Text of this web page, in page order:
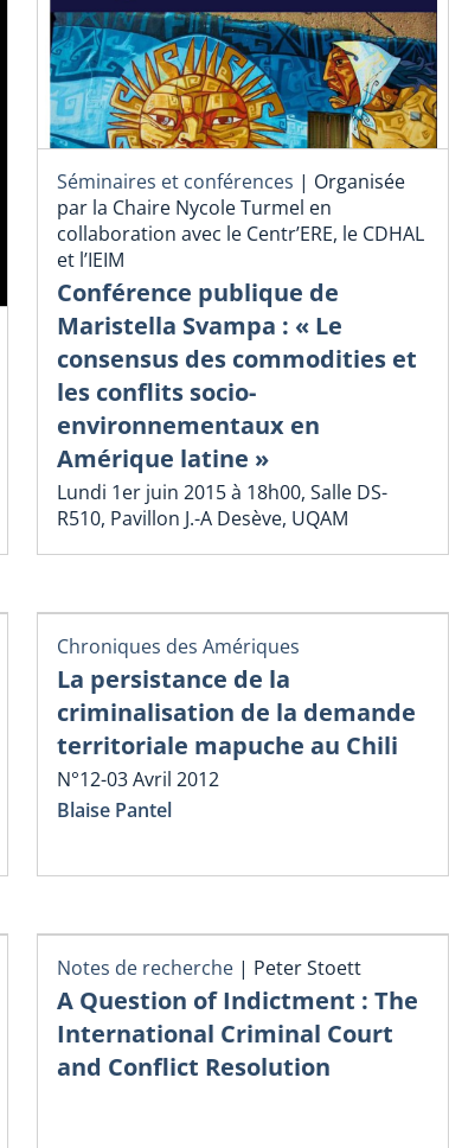
Séminaires et conférences | Organisée
par la Chaire Nycole Turmel en
collaboration avec le Centr’ERE, le CDHAL
et l’IEIM
Conférence publique de
Maristella Svampa : « Le
consensus des commodities et
les conflits socio-
environnementaux en
Amérique latine »
Lundi 1er juin 2015 à 18h00, Salle DS-
R510, Pavillon J.-A Desève, UQAM
Chroniques des Amériques
La persistance de la
criminalisation de la demande
territoriale mapuche au Chili
N°12-03 Avril 2012
Blaise Pantel
Notes de recherche | Peter Stoett
A Question of Indictment : The
International Criminal Court
and Conflict Resolution